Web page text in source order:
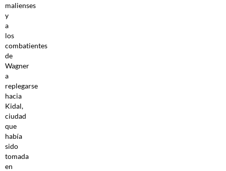
malienses
y
a
los
combatientes
de
Wagner
a
replegarse
hacia
Kidal,
ciudad
que
había
sido
tomada
en